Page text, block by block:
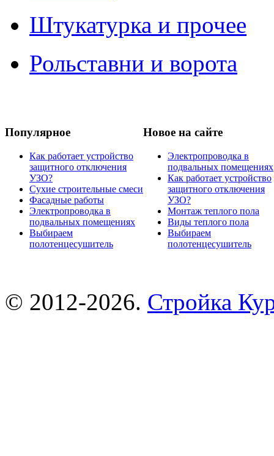
Штукатурка и прочее
Рольставни и ворота
Популярное
Как работает устройство
защитного отключения
УЗО?
Сухие строительные смеси
Фасадные работы
Электропроводка в
подвальных помещениях
Выбираем
полотенцесушитель
Новое на сайте
Электропроводка в
подвальных помещениях
Как работает устройство
защитного отключения
УЗО?
Монтаж теплого пола
Виды теплого пола
Выбираем
полотенцесушитель
© 2012-2026. Стройка